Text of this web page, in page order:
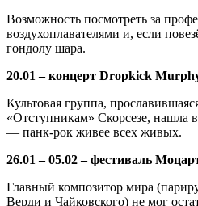
Возможность посмотреть за
воздухоплавателями и, если
гондолу шара.
20.01 – концерт Dropkick
Культовая группа,
«Отступникам» Скорсезе, нашла
— панк-рок живее всех живых.
26.01 – 05.02 – фестиваль
Главный композитор мира
Верди и Чайковского) не мог